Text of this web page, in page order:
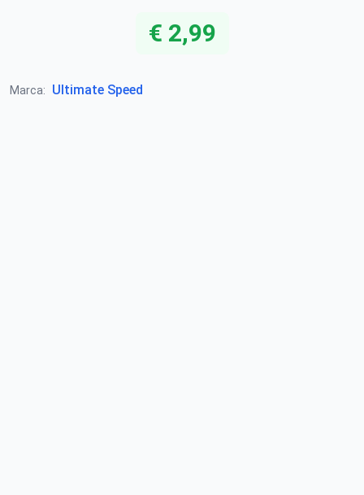
€ 2,99
Marca: Ultimate Speed